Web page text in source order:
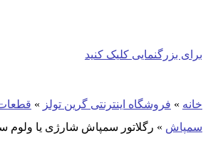
برای بزرگنمایی کلیک کنید
خانه » فروشگاه اینترنتی گرین تولز »
سمپاش » رگلاتور سمپاش شارژی یا ولوم